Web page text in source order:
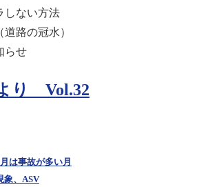
しない方法
路の冠水）
らせ
り Vol.32
は事故が多い月
、ASV